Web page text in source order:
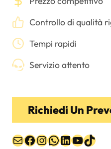
Controllo di qualità
Tempi rapidi
Servizio attento
Richiedi Un
Email
Facebook
Instagram
WhatsApp
LinkedIn
YouTube
TikTok